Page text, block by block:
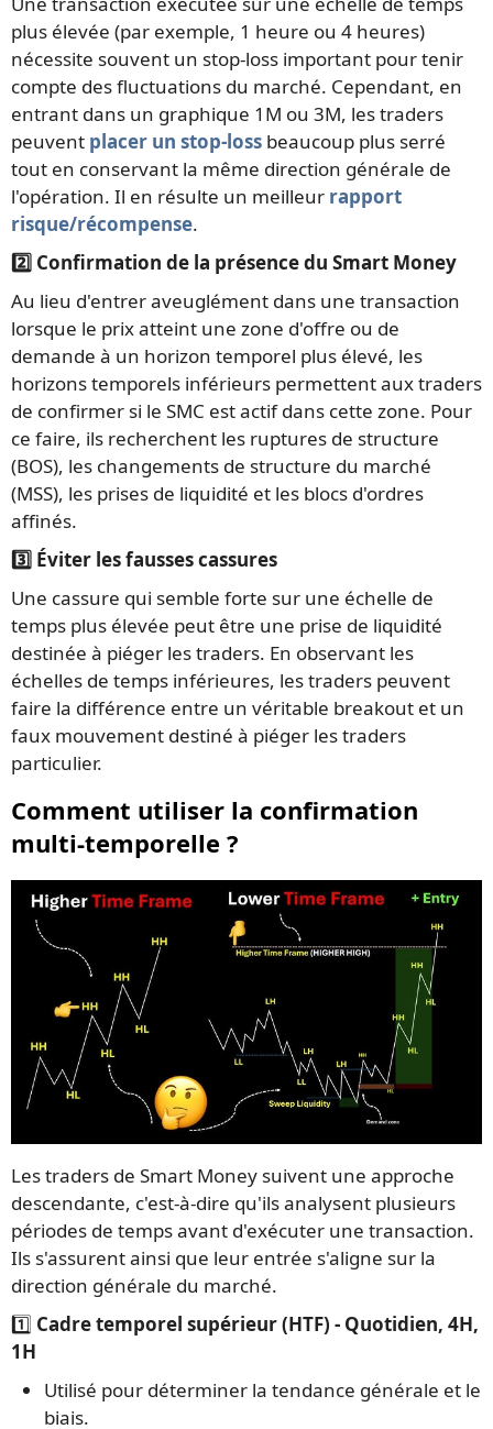
plus élevée (par exemple, 1 heure ou 4 heures)
nécessite souvent un stop-loss important pour tenir
compte des fluctuations du marché. Cependant, en
entrant dans un graphique 1M ou 3M, les traders
peuvent placer un stop-loss beaucoup plus serré
tout en conservant la même direction générale de
l'opération. Il en résulte un meilleur rapport
risque/récompense.
2️⃣ Confirmation de la présence du Smart Money
Au lieu d'entrer aveuglément dans une transaction
lorsque le prix atteint une zone d'offre ou de
demande à un horizon temporel plus élevé, les
horizons temporels inférieurs permettent aux traders
de confirmer si le SMC est actif dans cette zone. Pour
ce faire, ils recherchent les ruptures de structure
(BOS), les changements de structure du marché
(MSS), les prises de liquidité et les blocs d'ordres
affinés.
3️⃣ Éviter les fausses cassures
Une cassure qui semble forte sur une échelle de
temps plus élevée peut être une prise de liquidité
destinée à piéger les traders. En observant les
échelles de temps inférieures, les traders peuvent
faire la différence entre un véritable breakout et un
faux mouvement destiné à piéger les traders
particulier.
Comment utiliser la confirmation
multi-temporelle ?
Les traders de Smart Money suivent une approche
descendante, c'est-à-dire qu'ils analysent plusieurs
périodes de temps avant d'exécuter une transaction.
Ils s'assurent ainsi que leur entrée s'aligne sur la
direction générale du marché.
1️⃣ Cadre temporel supérieur (HTF) - Quotidien, 4H,
1H
Utilisé pour déterminer la tendance générale et le
biais.